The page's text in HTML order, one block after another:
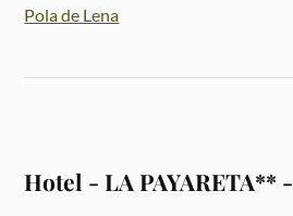
Pola de Lena
Hotel - LA PAYARETA** -